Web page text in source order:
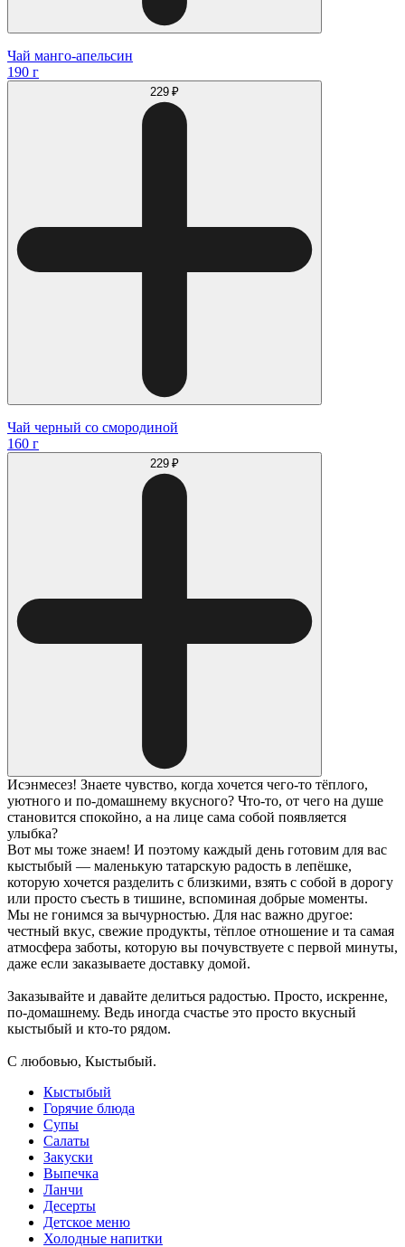
Чай манго-апельсин
190 г
229 ₽
Чай черный со смородиной
160 г
229 ₽
Исэнмесез! Знаете чувство, когда хочется чего-то тёплого,
уютного и по-домашнему вкусного? Что-то, от чего на душе
становится спокойно, а на лице сама собой появляется
улыбка?
Вот мы тоже знаем! И поэтому каждый день готовим для вас
кыстыбый — маленькую татарскую радость в лепёшке,
которую хочется разделить с близкими, взять с собой в дорогу
или просто съесть в тишине, вспоминая добрые моменты.
Мы не гонимся за вычурностью. Для нас важно другое:
честный вкус, свежие продукты, тёплое отношение и та самая
атмосфера заботы, которую вы почувствуете с первой минуты,
даже если заказываете доставку домой.
Заказывайте и давайте делиться радостью. Просто, искренне,
по-домашнему. Ведь иногда счастье это просто вкусный
кыстыбый и кто-то рядом.
С любовью, Кыстыбый.
Кыстыбый
Горячие блюда
Супы
Салаты
Закуски
Выпечка
Ланчи
Десерты
Детское меню
Холодные напитки